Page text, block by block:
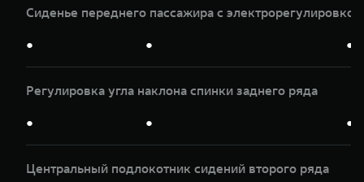
Сиденье переднего пассажира с
● ● ●
Регулировка угла наклона спинки заднего ряда
● ● ●
Центральный подлокотник сидений второго ряда